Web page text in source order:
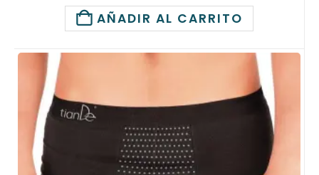
AÑADIR AL CARRITO